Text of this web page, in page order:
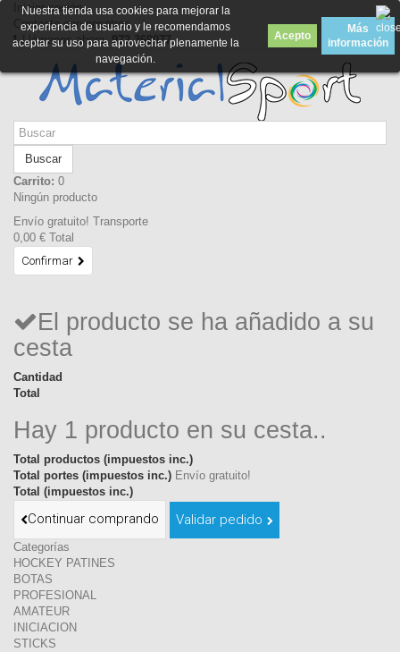
Iniciar sesión
Contacte con nosotros
Llámanos ahora: 972 369077
Buscar
Carrito: 0
Ningún producto
Envío gratuito! Transporte
0,00 € Total
Confirmar
El producto se ha añadido a su
cesta
Cantidad
Total
Hay 1 producto en su cesta..
Total productos (impuestos inc.)
Total portes (impuestos inc.) Envío gratuito!
Total (impuestos inc.)
Continuar comprando Validar pedido
Categorías
HOCKEY PATINES
BOTAS
PROFESIONAL
AMATEUR
INICIACION
STICKS
Nuestra tienda usa cookies para mejorar la
experiencia de usuario y le recomendamos
aceptar su uso para aprovechar plenamente la
navegación.
Acepto
Más
información